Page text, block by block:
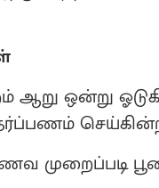
ஆறு ஒன்று
முறைப்படி